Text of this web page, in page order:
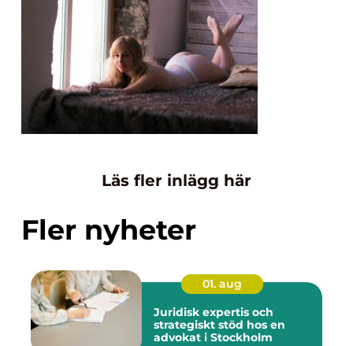
Läs fler inlägg här
Fler nyheter
01. aug
Juridisk expertis och
strategiskt stöd hos en
advokat i Stockholm